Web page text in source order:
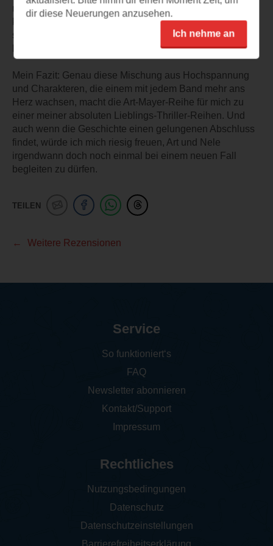
mitreißend, dass die Seiten nur so dahinfliegen. Die
kurzen Kapitel und immer neue brisante Enthüllungen
sorgen dafür, dass man das Buch kaum aus der Hand
Mein Fazit: Genau diese Mischung aus Hochspannung
und Charakteren, die einem mit jedem Band mehr ans
Herz wachsen, macht die Art-Mayer-Reihe für mich zu
einer meiner absoluten Lieblings-Thriller-Reihen. Und
auch wenn die Geschichte einen gelungenen Abschluss
findet, würde ich mich riesig freuen, Art und Nele
irgendwann doch noch einmal bei einem neuen Fall
begleiten zu dürfen.
TEILEN
Weitere Rezensionen
dir diese Neuerungen anzusehen.
Ich nehme an
Service
So funktioniert‘s
FAQ
Newsletter abonnieren
Kontakt/Support
Impressum
Rechtliches
Nutzungsbedingungen
Datenschutz
Datenschutzeinstellungen